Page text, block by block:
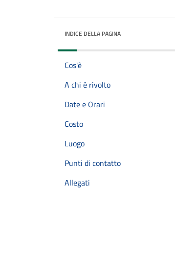
INDICE DELLA PAGINA
Cos'è
A chi è rivolto
Date e Orari
Costo
Luogo
Punti di contatto
Allegati